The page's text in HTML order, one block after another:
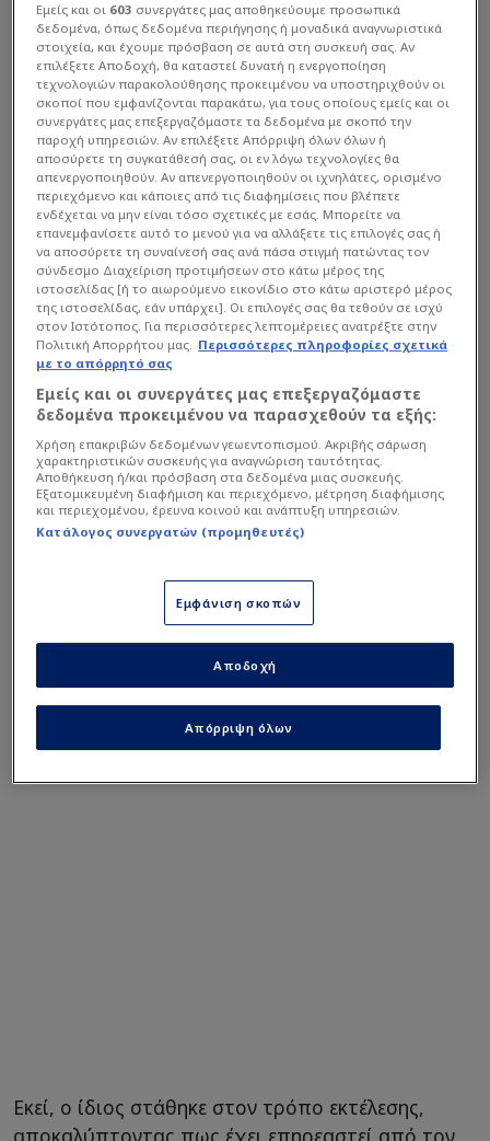
Διαβάστε επίσης...
Ντόρσεϊ: «Η καλύτερη
ομάδα δεν κερδίζει πάντα
Ο γκαρντ του Ολυμπιακού είδε και σχολίασε
εντυπωσιακές φάσεις από τη regular season, με
μία εξ αυτών — τρίποντο απέναντι στη Ρεάλ
Μαδρίτης — να ξεχωρίζει.
Εκεί, ο ίδιος στάθηκε στον τρόπο εκτέλεσης,
αποκαλύπτοντας πως έχει επηρεαστεί από τον
Εμείς και οι 603 συνεργάτες μας αποθηκεύουμε προσωπικά
δεδομένα, όπως δεδομένα περιήγησης ή μοναδικά αναγνωριστικά
στοιχεία, και έχουμε πρόσβαση σε αυτά στη συσκευή σας. Αν
επιλέξετε Αποδοχή, θα καταστεί δυνατή η ενεργοποίηση
τεχνολογιών παρακολούθησης προκειμένου να υποστηριχθούν οι
σκοποί που εμφανίζονται παρακάτω, για τους οποίους εμείς και οι
συνεργάτες μας επεξεργαζόμαστε τα δεδομένα με σκοπό την
παροχή υπηρεσιών. Αν επιλέξετε Απόρριψη όλων όλων ή
αποσύρετε τη συγκατάθεσή σας, οι εν λόγω τεχνολογίες θα
απενεργοποιηθούν. Αν απενεργοποιηθούν οι ιχνηλάτες, ορισμένο
περιεχόμενο και κάποιες από τις διαφημίσεις που βλέπετε
ενδέχεται να μην είναι τόσο σχετικές με εσάς. Μπορείτε να
επανεμφανίσετε αυτό το μενού για να αλλάξετε τις επιλογές σας ή
να αποσύρετε τη συναίνεσή σας ανά πάσα στιγμή πατώντας τον
σύνδεσμο Διαχείριση προτιμήσεων στο κάτω μέρος της
ιστοσελίδας [ή το αιωρούμενο εικονίδιο στο κάτω αριστερό μέρος
της ιστοσελίδας, εάν υπάρχει]. Οι επιλογές σας θα τεθούν σε ισχύ
στον Ιστότοπος. Για περισσότερες λεπτομέρειες ανατρέξτε στην
Πολιτική Απορρήτου μας. Περισσότερες πληροφορίες σχετικά
με το απόρρητό σας
Εμείς και οι συνεργάτες μας επεξεργαζόμαστε
δεδομένα προκειμένου να παρασχεθούν τα εξής:
Χρήση επακριβών δεδομένων γεωεντοπισμού. Ακριβής σάρωση
χαρακτηριστικών συσκευής για αναγνώριση ταυτότητας.
Αποθήκευση ή/και πρόσβαση στα δεδομένα μιας συσκευής.
Εξατομικευμένη διαφήμιση και περιεχόμενο, μέτρηση διαφήμισης
και περιεχομένου, έρευνα κοινού και ανάπτυξη υπηρεσιών.
Κατάλογος συνεργατών (προμηθευτές)
Εμφάνιση σκοπών
Απόρριψη όλων
Αποδοχή